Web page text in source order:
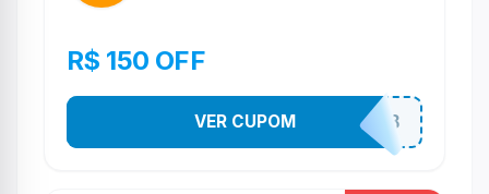
R$ 150 OFF
ULTIMO8DO8
VER CUPOM